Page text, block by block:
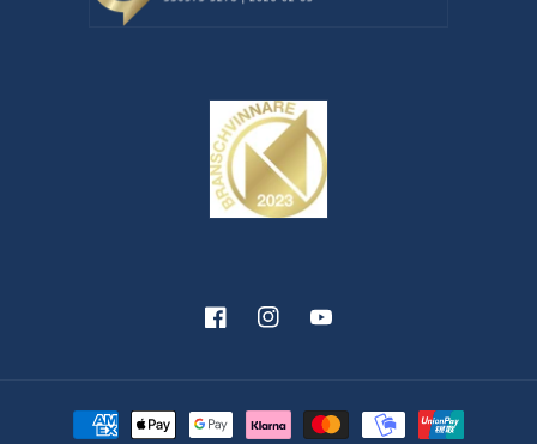
FacebookInstagramYouTube
Betalningsmetoder